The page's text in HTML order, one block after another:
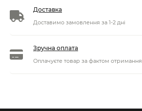
Доставка
Доставимо замовлення за 1-2 дні
Зручна оплата
Оплачуєте товар за фактом отримання